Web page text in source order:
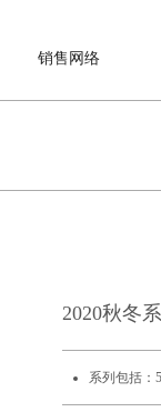
销售网络
2020秋冬
系列包括